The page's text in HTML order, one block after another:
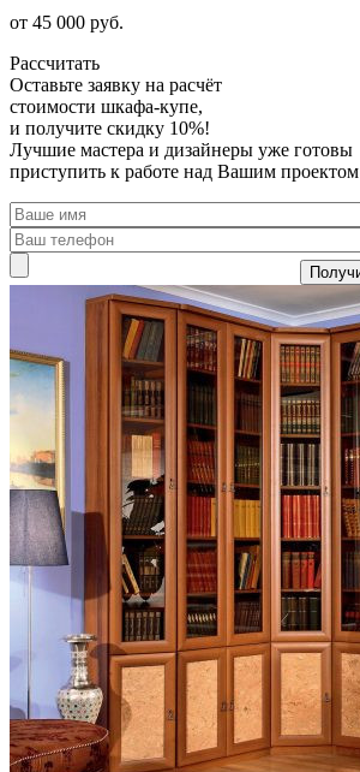
от 45 000 руб.
Рассчитать
Оставьте заявку на расчёт
стоимости шкафа-купе,
и получите скидку 10%!
Лучшие мастера и дизайнеры уже готовы
приступить к работе над Вашим проектом